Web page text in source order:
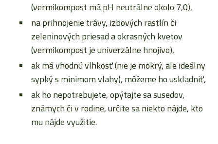
(vermikompost má pH neutrálne okolo 7,0),
na prihnojenie trávy, izbových rastlín či
zeleninových priesad a okrasných kvetov
(vermikompost je univerzálne hnojivo),
ak má vhodnú vlhkosť (nie je mokrý, ale ideálny
sypký s minimom vlahy), môžeme ho uskladniť,
ak ho nepotrebujete, opýtajte sa susedov,
známych či v rodine, určite sa niekto nájde, kto
mu nájde využitie.